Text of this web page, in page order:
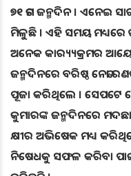
୭୧ ତମ ଜନ୍ମଦିନ । ଏନେଇ
ମିଳୁଛି । ଏହି ସମୟ ମଧ୍ୟରେ
ଅନେକ କାର‌୍ୟ୍ୟକ୍ରମର
ଜନ୍ମଦିନରେ ବରିଷ୍ଠ ନେତା
ପୂଜା କରିଥିଲେ । ସେପଟେ
କୁମାରଙ୍କ ଜନ୍ମଦିନରେ
କ୍ଷୀର ଅଭିଷେକ ମଧ୍ୟ
ନିଷେଧକୁ ସଫଳ କରିବା